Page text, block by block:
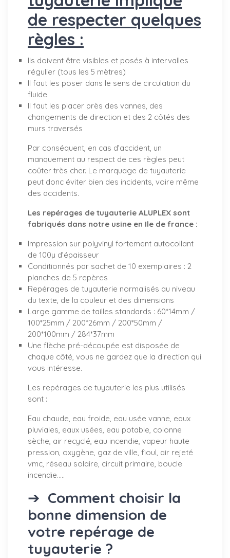
de respecter quelques
règles :
Ils doivent être visibles et posés à intervalles
régulier (tous les 5 mètres)
Il faut les poser dans le sens de circulation du
fluide
Il faut les placer près des vannes, des
changements de direction et des 2 côtés des
murs traversés
Par conséquent, en cas d’accident, un
manquement au respect de ces règles peut
coûter très cher. Le marquage de tuyauterie
peut donc éviter bien des incidents, voire même
des accidents.
Les repérages de tuyauterie ALUPLEX sont
fabriqués dans notre usine en Ile de france :
Impression sur polyvinyl fortement autocollant
de 100µ d’épaisseur
Conditionnés par sachet de 10 exemplaires : 2
planches de 5 repères
Repérages de tuyauterie normalisés au niveau
du texte, de la couleur et des dimensions
Large gamme de tailles standards : 60*14mm /
100*25mm / 200*26mm / 200*50mm /
200*100mm / 284*37mm
Une flèche pré-découpée est disposée de
chaque côté, vous ne gardez que la direction qui
vous intéresse.
Les repérages de tuyauterie les plus utilisés
sont :
Eau chaude, eau froide, eau usée vanne, eaux
pluviales, eaux usées, eau potable, colonne
sèche, air recyclé, eau incendie, vapeur haute
pression, oxygène, gaz de ville, fioul, air rejeté
vmc, réseau solaire, circuit primaire, boucle
incendie.....
➔ Comment choisir la
bonne dimension de
votre repérage de
tuyauterie ?